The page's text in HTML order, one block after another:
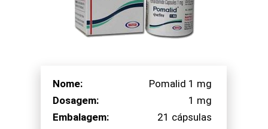
Nome:
Dosagem:
Embalagem:
Pomalid 1 mg
1 mg
21 cápsulas